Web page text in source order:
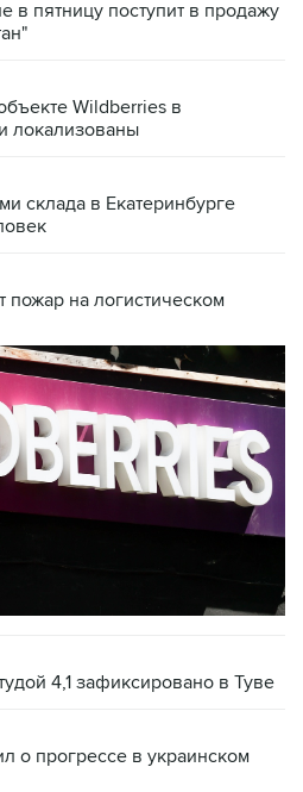
в пятницу поступит в продажу
Wildberries в
локализованы
склада в Екатеринбурге
пожар на логистическом
4,1 зафиксировано в Туве
о прогрессе в украинском